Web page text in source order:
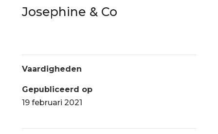
Josephine & Co
Vaardigheden
Gepubliceerd op
19 februari 2021